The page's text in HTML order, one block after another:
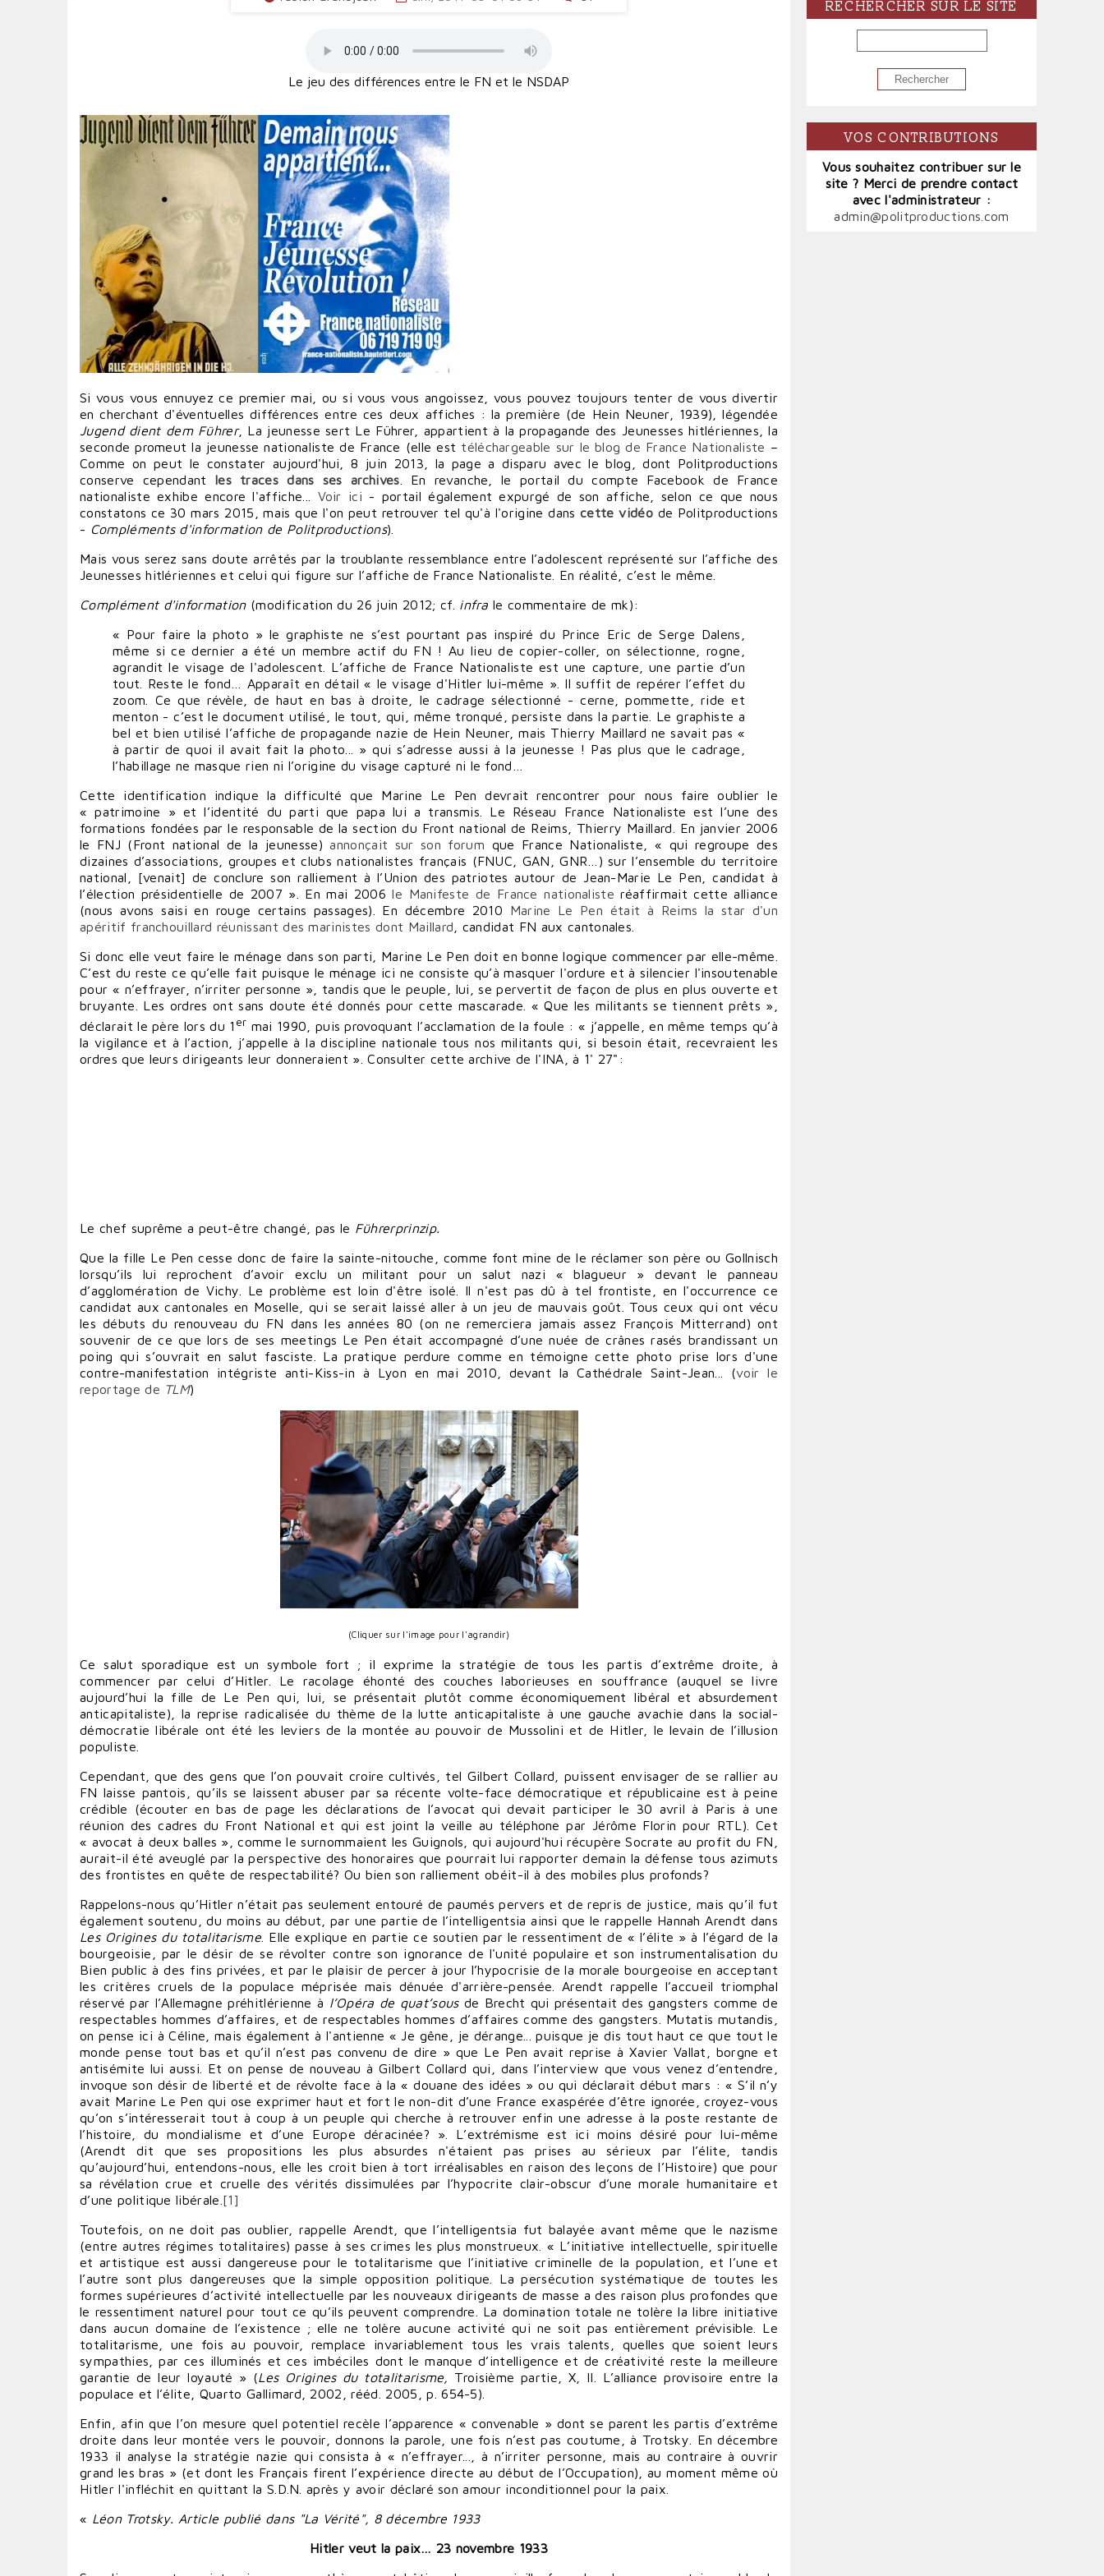
Le jeu des différences entre le FN et le NSDAP
Si vous vous ennuyez ce premier mai, ou si vous vous angoissez, vous pouvez toujours tenter de vous divertir
en cherchant d'éventuelles différences entre ces deux affiches : la première (de Hein Neuner, 1939), légendée
Jugend dient dem Führer, La jeunesse sert Le Führer, appartient à la propagande des Jeunesses hitlériennes, la
seconde promeut la jeunesse nationaliste de France (elle est téléchargeable sur le blog de France Nationaliste –
Comme on peut le constater aujourd'hui, 8 juin 2013, la page a disparu avec le blog, dont Politproductions
conserve cependant les traces dans ses archives . En revanche, le portail du compte Facebook de France
nationaliste exhibe encore l'affiche... Voir ici - portail également expurgé de son affiche, selon ce que nous
constatons ce 30 mars 2015, mais que l'on peut retrouver tel qu'à l'originedans cette vidéo de Politproductions
- Compléments d'information de Politproductions).
Mais vous serez sans doute arrêtés par la troublante ressemblance entre l’adolescent représenté sur l’affiche des
Jeunesses hitlériennes et celui qui figure sur l’affiche de France Nationaliste. En réalité, c’est le même.
Complément d'information(modification du 26 juin 2012; cf. infra le commentaire de mk):
« Pour faire la photo » le graphiste ne s’est pourtant pas inspiré du Prince Eric de Serge Dalens,
même si ce dernier a été un membre actif du FN ! Au lieu de copier-coller, on sélectionne, rogne,
agrandit le visage de l'adolescent. L’affiche de France Nationaliste est une capture, une partie d’un
tout. Reste le fond… Apparaît en détail « le visage d'Hitler lui-même ». Il suffit de repérer l’effet du
zoom. Ce que révèle, de haut en bas à droite, le cadrage sélectionné - cerne, pommette, ride et
menton - c’est le document utilisé, le tout, qui, même tronqué, persiste dans la partie. Le graphiste a
bel et bien utilisé l’affiche de propagande nazie de Hein Neuner, mais Thierry Maillard ne savait pas «
à partir de quoi il avait fait la photo... » qui s’adresse aussi à la jeunesse ! Pas plus que le cadrage,
l’habillage ne masque rien ni l’origine du visage capturé ni le fond…
Cette identification indique la difficulté que Marine Le Pen devrait rencontrer pour nous faire oublier le
« patrimoine » et l’identité du parti que papa lui a transmis. Le Réseau France Nationaliste est l’une des
formations fondées par le responsable de la section du Front national de Reims, Thierry Maillard. En janvier 2006
le FNJ (Front national de la jeunesse)annonçait sur son forum que France Nationaliste, « qui regroupe des
dizaines d’associations, groupes et clubs nationalistes français (FNUC, GAN, GNR…) sur l’ensemble du territoire
national, [venait] de conclure son ralliement à l’Union des patriotes autour de Jean-Marie Le Pen, candidat à
l’élection présidentielle de 2007 ». En mai 2006le Manifeste de France nationaliste réaffirmait cette alliance
(nous avons saisi en rouge certains passages). En décembre 2010 Marine Le Pen était à Reims la star d'un
apéritif franchouillard réunissant des marinistes dont Maillard , candidat FN aux cantonales.
Si donc elle veut faire le ménage dans son parti, Marine Le Pen doit en bonne logique commencer par elle-même.
C’est du reste ce qu’elle fait puisque le ménage ici ne consiste qu’à masquer l'ordure et à silencier l'insoutenable
pour « n’effrayer, n’irriter personne », tandis que le peuple, lui, se pervertit de façon de plus en plus ouverte et
bruyante. Les ordres ont sans doute été donnés pour cette mascarade. « Que les militants se tiennent prêts »,
déclarait le père lors du 1 er mai 1990, puis provoquant l’acclamation de la foule : « j’appelle, en même temps qu’à
la vigilance et à l’action, j’appelle à la discipline nationale tous nos militants qui, si besoin était, recevraient les
ordres que leurs dirigeants leur donneraient ». Consulter cette archive de l'INA, à 1' 27":
Le chef suprême a peut-être changé, pas le Führerprinzip.
Que la fille Le Pen cesse donc de faire la sainte-nitouche, comme font mine de le réclamer son père ouGollnisch
lorsqu’ils lui reprochent d’avoir exclu un militant pour un salut nazi « blagueur » devant le panneau
d’agglomération de Vichy. Le problème est loin d'être isolé. Il n'est pas dû à tel frontiste, en l'occurrence ce
candidat aux cantonales en Moselle, qui se serait laissé aller à un jeu de mauvais goût. Tous ceux qui ont vécu
les débuts du renouveau du FN dans les années 80 (on ne remerciera jamais assez François Mitterrand) ont
souvenir de ce que lors de ses meetings Le Pen était accompagné d’une nuée de crânes rasés brandissant un
poing qui s’ouvrait en salut fasciste. La pratique perdure comme en témoigne cette photo prise lors d'une
contre-manifestation intégriste anti-Kiss-in à Lyon en mai 2010, devant la Cathédrale Saint-Jean... (voir le
reportage de TLM)
(Cliquer sur l'image pour l'agrandir)
Ce salut sporadique est un symbole fort ; il exprime la stratégie de tous les partis d’extrême droite, à
commencer par celui d’Hitler. Le racolage éhonté des couches laborieuses en souffrance (auquel se livre
aujourd’hui la fille de Le Pen qui, lui, se présentait plutôt comme économiquement libéral et absurdement
anticapitaliste), la reprise radicalisée du thème de la lutte anticapitaliste à une gauche avachie dans la social-
démocratie libérale ont été les leviers de la montée au pouvoir de Mussolini et de Hitler, le levain de l’illusion
populiste.
Cependant, que des gens que l’on pouvait croire cultivés, tel Gilbert Collard, puissent envisager de se rallier au
FN laisse pantois, qu’ils se laissent abuser par sa récente volte-face démocratique et républicaine est à peine
crédible (écouter en bas de page les déclarations de l’avocat qui devait participer le 30 avril à Paris à une
réunion des cadres du Front National et qui est joint la veille au téléphone par Jérôme Florin pour RTL). Cet
« avocat à deux balles », comme le surnommaient les Guignols, qui aujourd'hui récupère Socrate au profit du FN,
aurait-il été aveuglé par la perspective des honoraires que pourrait lui rapporter demain la défense tous azimuts
des frontistes en quête de respectabilité? Ou bien son ralliement obéit-il à des mobiles plus profonds?
Rappelons-nous qu’Hitler n’était pas seulement entouré de paumés pervers et de repris de justice, mais qu’il fut
également soutenu, du moins au début, par une partie de l’intelligentsia ainsi que le rappelle Hannah Arendt dans
Les Origines du totalitarisme . Elle explique en partie ce soutien par le ressentiment de « l’élite » à l’égard de la
bourgeoisie, par le désir de se révolter contre son ignorance de l'unité populaire et son instrumentalisation du
Bien public à des fins privées, et par le plaisir de percer à jour l’hypocrisie de la morale bourgeoise en acceptant
les critères cruels de la populace méprisée mais dénuée d'arrière-pensée. Arendt rappelle l’accueil triomphal
réservé par l’Allemagne préhitlérienne à l’Opéra de quat’sous de Brecht qui présentait des gangsters comme de
respectables hommes d’affaires, et de respectables hommes d’affaires comme des gangsters. Mutatis mutandis,
on pense ici à Céline, mais également à l'antienne « Je gêne, je dérange... puisque je dis tout haut ce que tout le
monde pense tout bas et qu’il n’est pas convenu de dire » que Le Pen avait reprise à Xavier Vallat, borgne et
antisémite lui aussi. Et on pense de nouveau à Gilbert Collard qui, dans l’interview que vous venez d’entendre,
invoque son désir de liberté et de révolte face à la « douane des idées » ou qui déclarait début mars : « S’il n’y
avait Marine Le Pen qui ose exprimer haut et fort le non-dit d’une France exaspérée d’être ignorée, croyez-vous
qu’on s’intéresserait tout à coup à un peuple qui cherche à retrouver enfin une adresse à la poste restante de
l’histoire, du mondialisme et d’une Europe déracinée? ». L’extrémisme est ici moins désiré pour lui-même
(Arendt dit que ses propositions les plus absurdes n'étaient pas prises au sérieux par l’élite, tandis
qu’aujourd’hui, entendons-nous, elle les croit bien à tort irréalisables en raison des leçons de l’Histoire) que pour
sa révélation crue et cruelle des vérités dissimulées par l’hypocrite clair-obscur d’une morale humanitaire et
d’une politique libérale. [1]
Toutefois, on ne doit pas oublier, rappelle Arendt, que l’intelligentsia fut balayée avant même que le nazisme
(entre autres régimes totalitaires) passe à ses crimes les plus monstrueux. « L’initiative intellectuelle, spirituelle
et artistique est aussi dangereuse pour le totalitarisme que l’initiative criminelle de la population, et l’une et
l’autre sont plus dangereuses que la simple opposition politique. La persécution systématique de toutes les
formes supérieures d’activité intellectuelle par les nouveaux dirigeants de masse a des raison plus profondes que
le ressentiment naturel pour tout ce qu’ils peuvent comprendre. La domination totale ne tolère la libre initiative
dans aucun domaine de l’existence ; elle ne tolère aucune activité qui ne soit pas entièrement prévisible. Le
totalitarisme, une fois au pouvoir, remplace invariablement tous les vrais talents, quelles que soient leurs
sympathies, par ces illuminés et ces imbéciles dont le manque d’intelligence et de créativité reste la meilleure
garantie de leur loyauté » (Les Origines du totalitarisme, Troisième partie, X, II. L’alliance provisoire entre la
populace et l’élite, Quarto Gallimard, 2002, rééd. 2005, p. 654-5).
Enfin, afin que l’on mesure quel potentiel recèle l’apparence « convenable » dont se parent les partis d’extrême
droite dans leur montée vers le pouvoir, donnons la parole, une fois n’est pas coutume, à Trotsky. En décembre
1933 il analyse la stratégie nazie qui consista à « n’effrayer..., à n’irriter personne, mais au contraire à ouvrir
grand les bras » (et dont les Français firent l’expérience directe au début de l’Occupation), au moment même où
Hitler l'infléchit en quittant la S.D.N. après y avoir déclaré son amour inconditionnel pour la paix.
« Léon Trotsky. Article publié dans "La Vérité", 8 décembre 1933
Hitler veut la paix… 23 novembre 1933
RECHERCHER SUR LE SITE
RECHERCHER
VOS CONTRIBUTIONS
Vous souhaitez contribuer sur le
site ? Merci de prendre contact
avec l'administrateur :
admin@politproductions.com